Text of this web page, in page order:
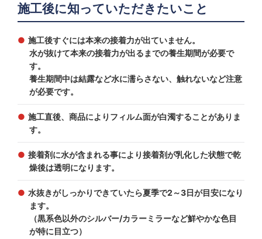
施工後に知っていただきたいこと
施工後すぐには本来の接着力が出ていません。
水が抜けて本来の接着力が出るまでの養生期間が必要で
す。
養生期間中は結露など水に濡らさない、触れないなど注意
が必要です。
施工直後、商品によりフィルム面が白濁することがありま
す。
接着剤に水が含まれる事により接着剤が乳化した状態で乾
燥後は透明になります。
水抜きがしっかりできていたら夏季で2～3日が目安になり
ます。
（黒系色以外のシルバー/カラーミラーなど鮮やかな色目
が特に目立つ）